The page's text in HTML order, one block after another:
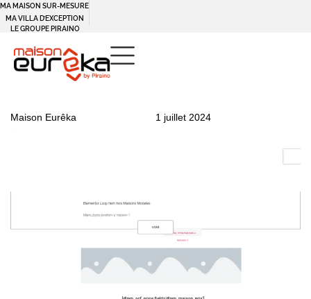
MA MAISON SUR-MESURE
MA VILLA D’EXCEPTION
LE GROUPE PIRAINO
IN:
Maison Eurêka
on:
1 juillet 2024
Panneau de gestion des cookies